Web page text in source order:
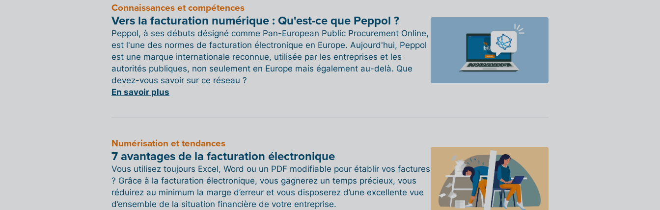
Connaissances et compétences
Vers la facturation numérique : Qu'est-ce que Peppol ?
Peppol, à ses débuts désigné comme Pan-European Public Procurement Online,
est l'une des normes de facturation électronique en Europe. Aujourd'hui, Peppol
est une marque internationale reconnue, utilisée par les entreprises et les
autorités publiques, non seulement en Europe mais également au-delà. Que
devez-vous savoir sur ce réseau ?
En savoir plus
Numérisation et tendances
7 avantages de la facturation électronique
Vous utilisez toujours Excel, Word ou un PDF modifiable pour établir vos factures
? Grâce à la facturation électronique, vous gagnerez un temps précieux, vous
réduirez au minimum la marge d’erreur et vous disposerez d’une excellente vue
d’ensemble de la situation financière de votre entreprise.